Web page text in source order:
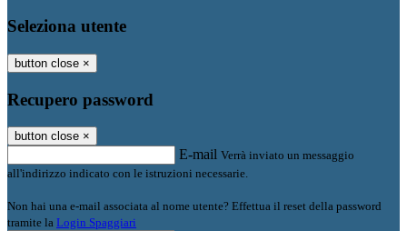
Seleziona utente
button close ×
Recupero password
button close ×
E-mail Verrà inviato un messaggio
all'indirizzo indicato con le istruzioni necessarie.
Non hai una e-mail associata al nome utente? Effettua il reset della password
tramite la Login Spaggiari